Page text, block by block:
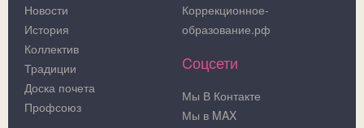
Новости
История
Коллектив
Традиции
Доска почета
Профсоюз
Коррекционное-
образование.рф
Cоцсети
Мы В Контакте
Мы в MAX